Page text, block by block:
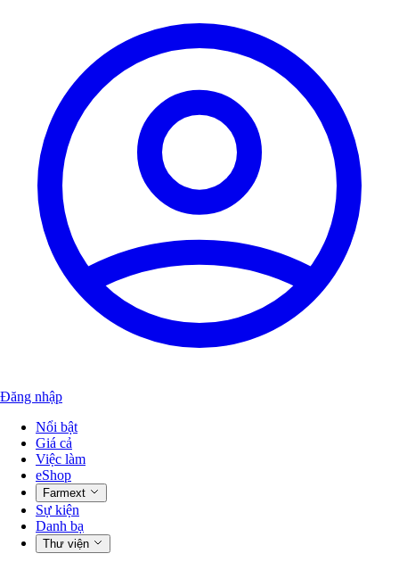
Đăng nhập
Nổi bật
Giá cả
Việc làm
eShop
Farmext
Sự kiện
Danh bạ
Thư viện